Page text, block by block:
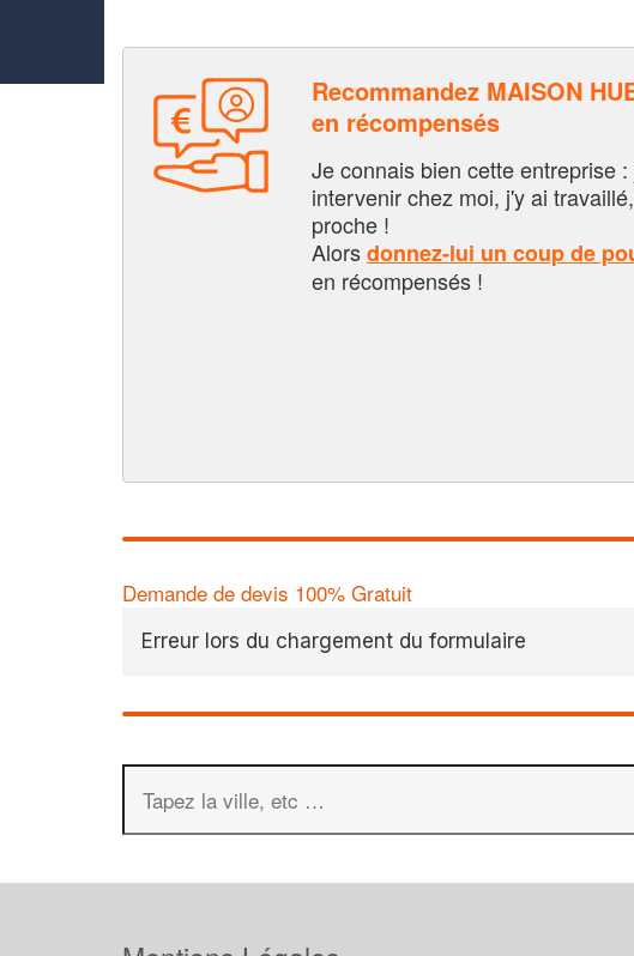
Recommandez MAISON
en récompensés
Je connais bien cette entreprise
intervenir chez moi, j'y ai
proche !
Alorsdonnez-lui un coup de
en récompensés !
Demande de devis 100% Gratuit
Erreur lors du chargement du formulaire